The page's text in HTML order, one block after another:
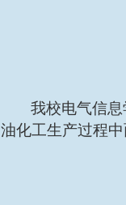
我校电气信
油化工生产过程